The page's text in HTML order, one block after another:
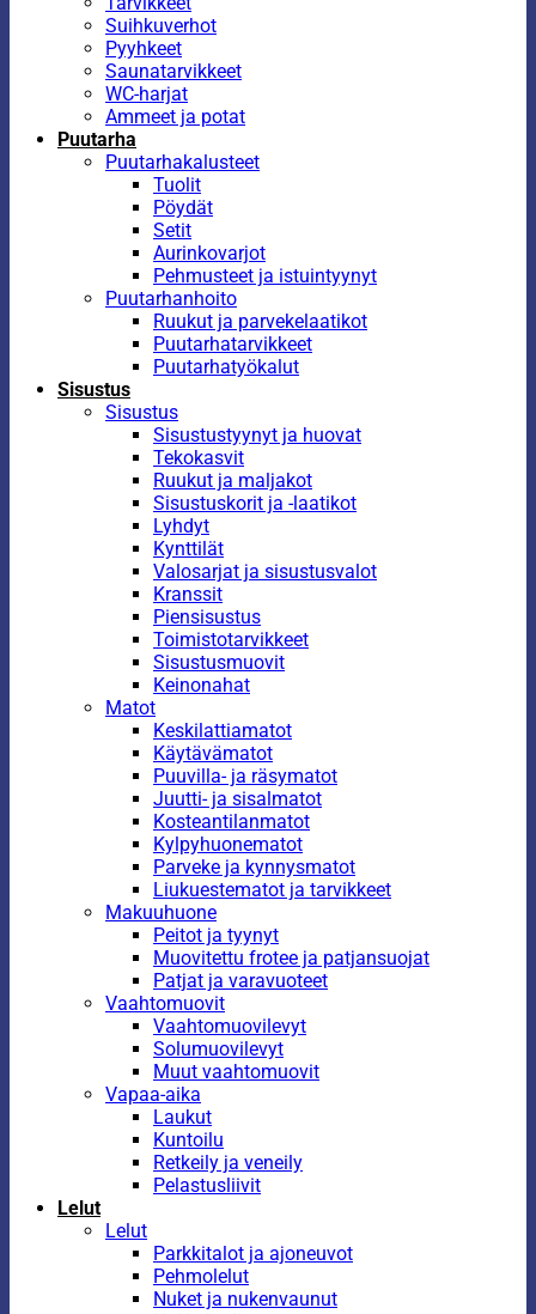
Suihkuverhot
Pyyhkeet
Saunatarvikkeet
WC-harjat
Ammeet ja potat
Puutarha
Puutarhakalusteet
Tuolit
Pöydät
Setit
Aurinkovarjot
Pehmusteet ja istuintyynyt
Puutarhanhoito
Ruukut ja parvekelaatikot
Puutarhatarvikkeet
Puutarhatyökalut
Sisustus
Sisustus
Sisustustyynyt ja huovat
Tekokasvit
Ruukut ja maljakot
Sisustuskorit ja -laatikot
Lyhdyt
Kynttilät
Valosarjat ja sisustusvalot
Kranssit
Piensisustus
Toimistotarvikkeet
Sisustusmuovit
Keinonahat
Matot
Keskilattiamatot
Käytävämatot
Puuvilla- ja räsymatot
Juutti- ja sisalmatot
Kosteantilanmatot
Kylpyhuonematot
Parveke ja kynnysmatot
Liukuestematot ja tarvikkeet
Makuuhuone
Peitot ja tyynyt
Muovitettu frotee ja patjansuojat
Patjat ja varavuoteet
Vaahtomuovit
Vaahtomuovilevyt
Solumuovilevyt
Muut vaahtomuovit
Vapaa-aika
Laukut
Kuntoilu
Retkeily ja veneily
Pelastusliivit
Lelut
Lelut
Parkkitalot ja ajoneuvot
Pehmolelut
Nuket ja nukenvaunut